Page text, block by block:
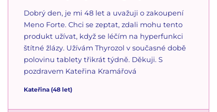
Dobrý den, je mi 48 let a uvažuji o zakoupení
Meno Forte. Chci se zeptat, zdali mohu tento
produkt užívat, když se léčím na hyperfunkci
štítné žlázy. Užívám Thyrozol v současné době
polovinu tablety třikrát týdně. Děkuji. S
pozdravem Kateřina Kramářová
Kateřina (48 let)